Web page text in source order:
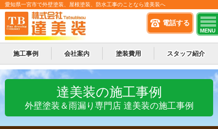
電話する
MENU
愛知県一宮市で外壁塗装、屋根塗装、防水工事のことなら達美装へ
施工事例 会社案内 塗装費用 スタッフ紹介
達美装の施工事例
外壁塗装＆雨漏り専門店 達美装の施工事例